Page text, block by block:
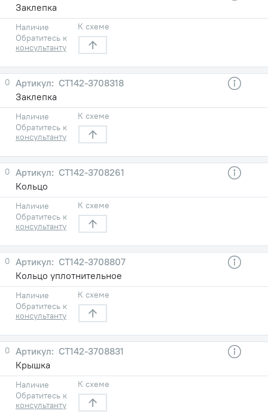
Заклепка
Наличие
Обратитесь к
консультанту
К схеме
0
СТ142-3708318
Заклепка
Наличие
Обратитесь к
консультанту
К схеме
0
СТ142-3708261
Кольцо
Наличие
Обратитесь к
консультанту
К схеме
0
СТ142-3708807
Кольцо уплотнительное
Наличие
Обратитесь к
консультанту
К схеме
0
СТ142-3708831
Крышка
Наличие
Обратитесь к
консультанту
К схеме